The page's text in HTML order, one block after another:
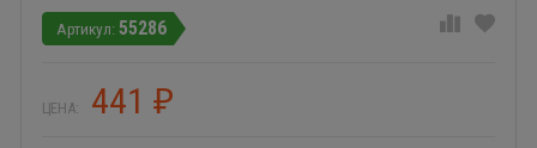
55286
ЦЕНА: 441 ₽